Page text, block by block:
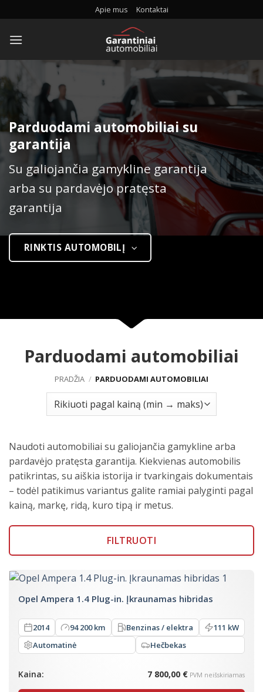
to
content
Apie mus Kontaktai
Parduodami automobiliai su
garantija
Su galiojančia gamykline garantija
arba su pardavėjo pratęsta
garantija
RINKTIS AUTOMOBILĮ
Parduodami automobiliai
PRADŽIA / PARDUODAMI AUTOMOBILIAI
Naudoti automobiliai su galiojančia gamykline arba
pardavėjo pratęsta garantija. Kiekvienas automobilis
patikrintas, su aiškia istorija ir tvarkingais dokumentais
– todėl patikimus variantus galite ramiai palyginti pagal
kainą, markę, ridą, kuro tipą ir metus.
FILTRUOTI
Opel Ampera 1.4 Plug-in. Įkraunamas hibridas
2014 94 200 km Benzinas / elektra
111 kW
Automatinė
Hečbekas
Kaina: 7 800,00 € PVM neišskiriamas